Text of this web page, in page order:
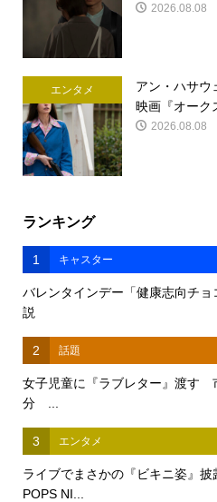
2026.08.08
エンタメ
アン・ハサ
映画『オーク
2026.08.08
ランキング
1 キャスター
バレンタインデー「健康志向チ
説
2 話題
女子児童に『ラブレター』渡す
分 ...
3 エンタメ
ライブでまさかの『ビキニ姿』
POPS NI...